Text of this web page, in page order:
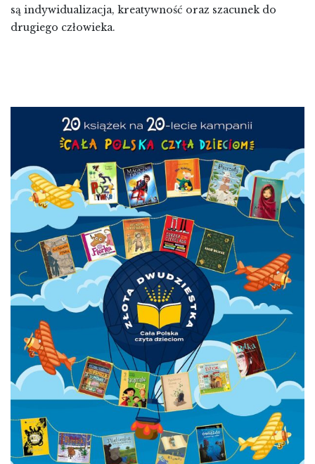
są indywidualizacja, kreatywność oraz szacunek do
drugiego człowieka.